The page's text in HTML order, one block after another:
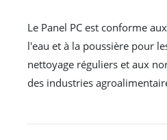
Le Panel PC est conforme
l'eau et à la poussière pour
nettoyage réguliers et aux
des industries